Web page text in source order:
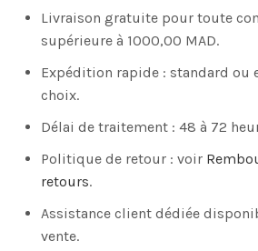
Livraison gratuite pour toute
supérieure à 1000,00 MAD.
Expédition rapide : standard ou
choix.
Délai de traitement : 48 à 72
Politique de retour : voir
retours.
Assistance client dédiée
vente.